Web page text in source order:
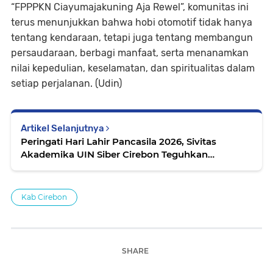
“FPPPKN Ciayumajakuning Aja Rewel”, komunitas ini
terus menunjukkan bahwa hobi otomotif tidak hanya
tentang kendaraan, tetapi juga tentang membangun
persaudaraan, berbagi manfaat, serta menanamkan
nilai kepedulian, keselamatan, dan spiritualitas dalam
setiap perjalanan. (Udin)
Artikel Selanjutnya
Peringati Hari Lahir Pancasila 2026, Sivitas
Akademika UIN Siber Cirebon Teguhkan
Kab Cirebon
SHARE